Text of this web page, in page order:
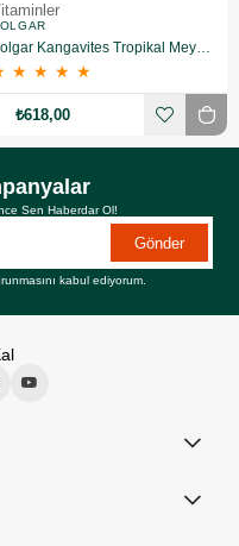
Solgar Kangavites Tropikal Meyve Aromalı 60 Tablet
★ ★ ★ ★
₺618,00
Sen Haberdar Ol!
Gönder
kabul ediyorum.